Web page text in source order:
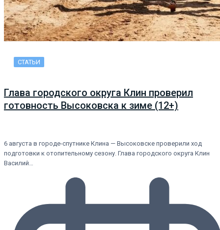
СТАТЬИ
Глава городского округа Клин проверил
готовность Высоковска к зиме (12+)
6 августа в городе-спутнике Клина — Высоковске проверили ход
подготовки к отопительному сезону. Глава городского округа Клин
Василий…